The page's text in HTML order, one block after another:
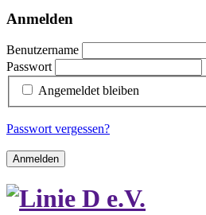
Anmelden
Benutzername
Passwort
Angemeldet bleiben
Passwort vergessen?
Anmelden